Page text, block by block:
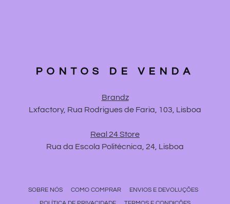
PONTOS DE VENDA
Brandz
Lxfactory, Rua Rodrigues de Faria, 103, Lisboa
Real 24 Store
Rua da Escola Politécnica, 24, Lisboa
SOBRE NÓS COMO COMPRAR
ENVIOS E DEVOLUÇÕES